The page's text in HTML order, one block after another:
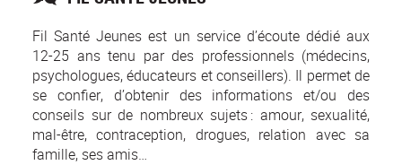
Fil Santé Jeunes est un service d’écoute dédié aux
12-25 ans tenu par des professionnels (médecins,
psychologues, éducateurs et conseillers). Il permet de
se confier, d’obtenir des informations et/ou des
conseils sur de nombreux sujets : amour, sexualité,
mal-être, contraception, drogues, relation avec sa
famille, ses amis…